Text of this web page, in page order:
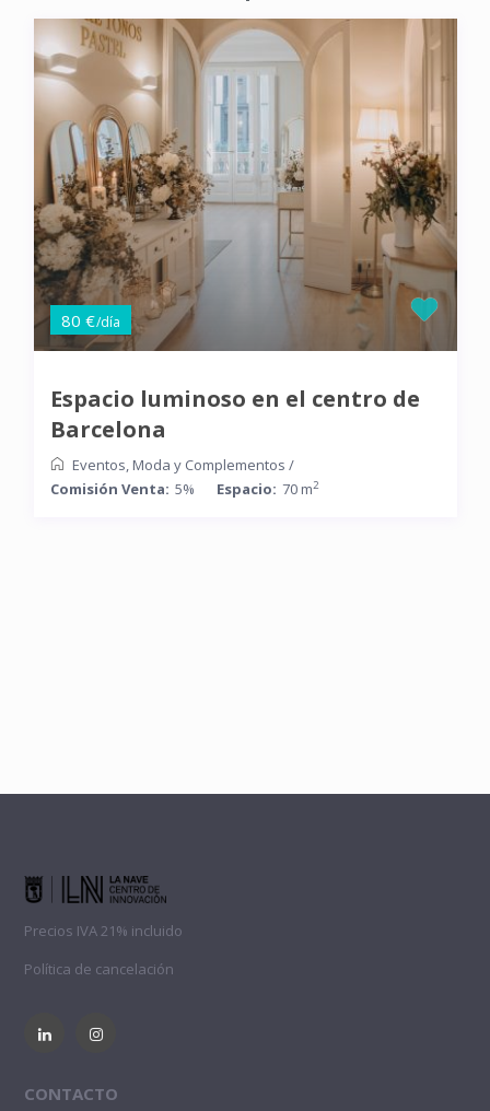
80 €/día
Espacio luminoso en el centro de
Barcelona
Eventos, Moda y Complementos /
Comisión Venta: 5% Espacio: 70 m2
Precios IVA 21% incluido
Política de cancelación
CONTACTO